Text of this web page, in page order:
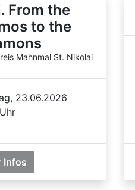
From the
to the
Mahnmal St. Nikolai
23.06.2026
Infos